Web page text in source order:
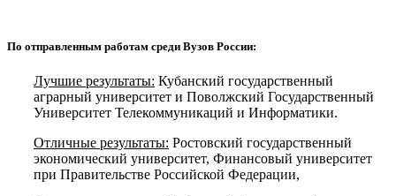
По отправленным работам среди Вузов России:
Лучшие результаты: Кубанский государственный
аграрный университет и Поволжский Государственный
Университет Телекоммуникаций и Информатики.
Отличные результаты: Ростовский государственный
экономический университет, Финансовый университет
при Правительстве Российской Федерации,